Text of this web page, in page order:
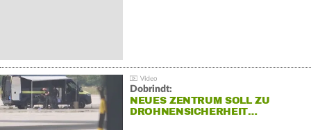
Dobrindt:
NEUES ZENTRUM SOLL ZU
DROHNENSICHERHEIT…